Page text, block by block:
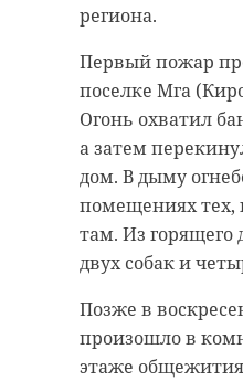
региона.
Первый пожар
поселке Мга
Огонь охватил
а затем
дом. В дыму
помещениях тех,
там. Из
двух собак и
Позже в
произошло в
этаже